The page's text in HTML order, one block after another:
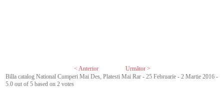
< Anterior
Următor >
Billa catalog National Cumperi Mai Des, Platesti Mai Rar - 25 Februarie - 2 Martie 2016 -
5.0 out of5 based on2 votes